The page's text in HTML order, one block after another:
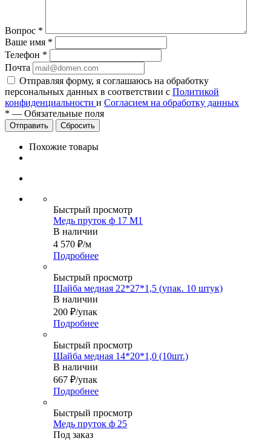
Вопрос *
Ваше имя *
Телефон *
Почта
Отправляя форму, я соглашаюсь на обработку
персональных данных в соответствии с Политикой
конфиденциальности и Согласием на обработку данных
* — Обязательные поля
Сбросить
Похожие товары
Быстрый просмотр
Медь пруток ф 17 М1
В наличии
4 570 ₽/м
Подробнее
Быстрый просмотр
Шайба медная 22*27*1,5 (упак. 10 штук)
В наличии
200 ₽/упак
Подробнее
Быстрый просмотр
Шайба медная 14*20*1,0 (10шт.)
В наличии
667 ₽/упак
Подробнее
Быстрый просмотр
Медь пруток ф 25
Под заказ